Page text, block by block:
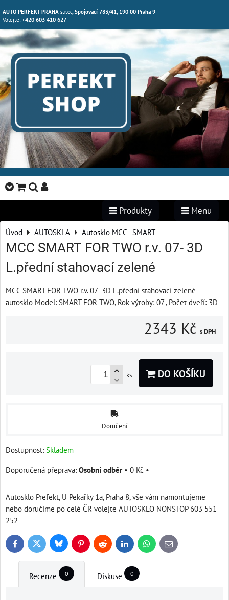
AUTO PERFEKT PRAHA s.r.o., Spojovací 783/41, 190 00 Praha 9
Volejte:+420 603 410 627
Produkty Menu
Úvod AUTOSKLA Autosklo MCC - SMART
MCC SMART FOR TWO r.v. 07- 3D
L.přední stahovací zelené
MCC SMART FOR TWO r.v. 07- 3D L.přední stahovací zelené
autosklo Model: SMART FOR TWO, Rok výroby: 07-, Počet dveří: 3D
2343 Kč s DPH
ks DO KOŠÍKU
Doručení
Dostupnost: Skladem
Osobní odběr • 0 Kč •
Autosklo Prefekt, U Pekařky 1a, Praha 8, vše vám namontujeme
nebo doručíme po celé ČR volejte AUTOSKLO NONSTOP 603 551
252
FacebookTwitter BlueskyPinterestReddit LinkedInWhatsApp
E-
mail
Recenze 0 Diskuse 0